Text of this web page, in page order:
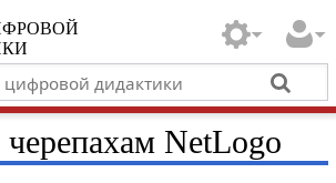
NetLogo